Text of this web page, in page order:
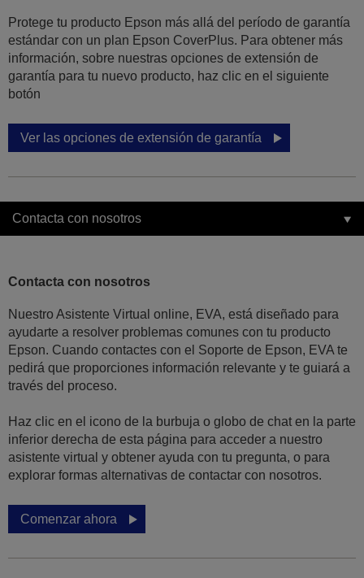
Protege tu producto Epson más allá del período de garantía
estándar con un plan Epson CoverPlus. Para obtener más
información, sobre nuestras opciones de extensión de
garantía para tu nuevo producto, haz clic en el siguiente
botón
Ver las opciones de extensión de garantía
Contacta con nosotros
Contacta con nosotros
Nuestro Asistente Virtual online, EVA, está diseñado para
ayudarte a resolver problemas comunes con tu producto
Epson. Cuando contactes con el Soporte de Epson, EVA te
pedirá que proporciones información relevante y te guiará a
través del proceso.
Haz clic en el icono de la burbuja o globo de chat en la parte
inferior derecha de esta página para acceder a nuestro
asistente virtual y obtener ayuda con tu pregunta, o para
explorar formas alternativas de contactar con nosotros.
Comenzar ahora